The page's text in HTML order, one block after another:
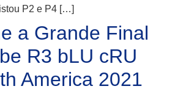
P2 e P4 […]
a Grande Final
R3 bLU cRU
America 2021